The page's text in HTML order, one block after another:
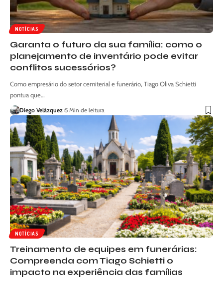
NOTÍCIAS
Garanta o futuro da sua família: como o
planejamento de inventário pode evitar
conflitos sucessórios?
Como empresário do setor cemiterial e funerário, Tiago Oliva Schietti
pontua que…
Diego Velázquez 5 Min de leitura
NOTÍCIAS
Treinamento de equipes em funerárias:
Compreenda com Tiago Schietti o
impacto na experiência das famílias